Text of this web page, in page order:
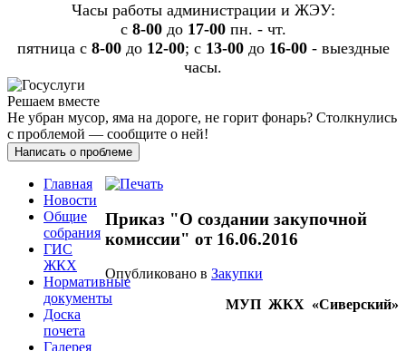
Часы работы администрации и ЖЭУ:
c 8-00до 17-00пн. - чт.
пятница с 8-00до 12-00; с 13-00до 16-00- выездные
часы.
Решаем вместе
Не убран мусор, яма на дороге, не горит фонарь? Столкнулись
с проблемой — сообщите о ней!
Написать о проблеме
Приказ "О создании закупочной
комиссии" от 16.06.2016
Опубликовано в Закупки
МУП ЖКХ «Сиверский»
Главная
Новости
Общие
собрания
ГИС
ЖКХ
Нормативные
документы
Доска
почета
Галерея